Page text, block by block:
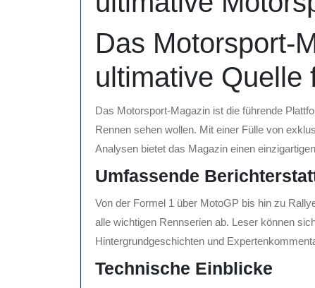
Das Motorsport-
ultimative Quelle
Das Motorsport-Magazin ist die führende
Rennen sehen wollen. Mit einer Fülle von
Analysen bietet das Magazin einen
Umfassende
Von der Formel 1 über MotoGP bis hin zu
alle wichtigen Rennserien ab. Leser können
Hintergrundgeschichten und
Technische Einblicke